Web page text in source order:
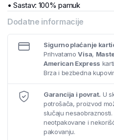
• Sastav: 100% pamuk
• Gramatura: 125 g/m²
Dodatne informacije
Sigurno plaćanje
PrihvatamoVisa,
American Express
Brza i bezbedna
Garancija i povrat. U
potrošača, proizvod
slučaju
neotpakovane i
pakovanju.